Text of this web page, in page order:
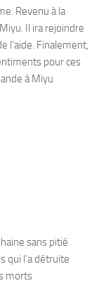
Revenu à la
Il ira rejoindre
l’aide. Finalement,
pour ces
à Miyu
sans pitié
qui l’a détruite
morts